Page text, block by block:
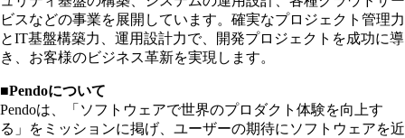
ビスなどの事業を展開しています。確実なプロジェクト管理力
とIT基盤構築力、運用設計力で、開発プロジェクトを成功に導
き、お客様のビジネス革新を実現します。
■Pendoについて
Pendoは、「ソフトウェアで世界のプロダクト体験を向上す
る」をミッションに掲げ、ユーザーの期待にソフトウェアを近